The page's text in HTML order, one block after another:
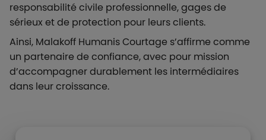
responsabilité civile professionnelle, gages de
sérieux et de protection pour leurs clients.
Ainsi, Malakoff Humanis Courtage s’affirme comme
un partenaire de confiance, avec pour mission
d’accompagner durablement les intermédiaires
dans leur croissance.